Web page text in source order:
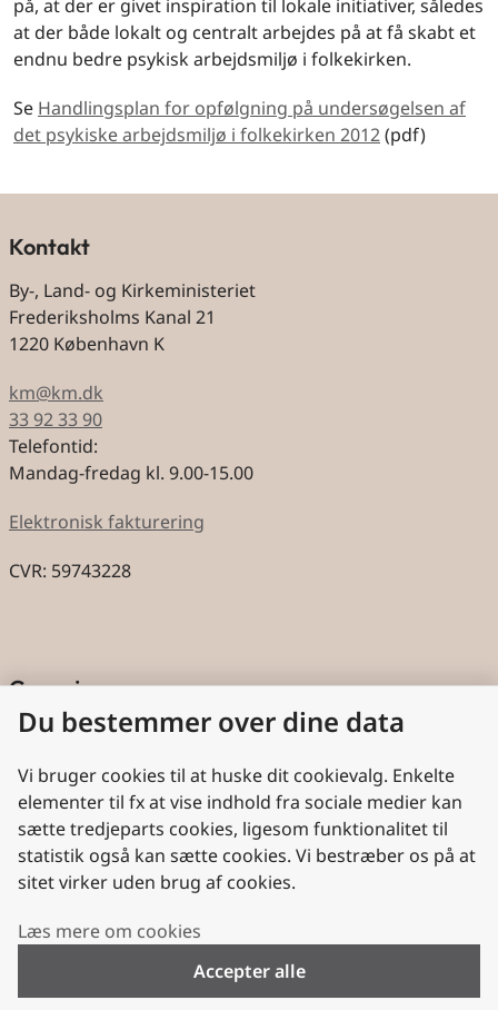
på, at der er givet inspiration til lokale initiativer, således
at der både lokalt og centralt arbejdes på at få skabt et
endnu bedre psykisk arbejdsmiljø i folkekirken.
Se Handlingsplan for opfølgning på undersøgelsen af
det psykiske arbejdsmiljø i folkekirken 2012(pdf)
Kontakt
By-, Land- og Kirkeministeriet
Frederiksholms Kanal 21
1220 København K
km@km.dk
33 92 33 90
Telefontid:
Mandag-fredag kl. 9.00-15.00
Elektronisk fakturering
CVR: 59743228
Genveje
Cookies
Aktindsigt
Persondatabeskyttelse
Nyttige links
Plan- og Landdistriktsstyrelsen
Folkekirken.dk
Du bestemmer over dine data
Vi bruger cookies til at huske dit cookievalg. Enkelte
elementer til fx at vise indhold fra sociale medier kan
sætte tredjeparts cookies, ligesom funktionalitet til
statistik også kan sætte cookies. Vi bestræber os på at
sitet virker uden brug af cookies.
Læs mere om cookies
Accepter alle